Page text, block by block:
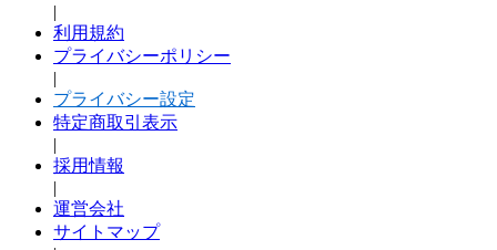
|
利用規約
プライバシーポリシー
|
プライバシー設定
特定商取引表示
|
採用情報
|
運営会社
サイトマップ